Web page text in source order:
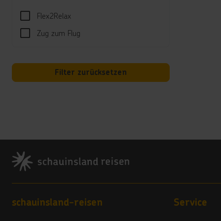
Flex2Relax
Zug zum Flug
Filter zurücksetzen
Footer
Footer navigation
schauinsland-reisen Service